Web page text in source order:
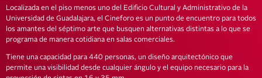
Localizada en el piso menos uno del Edificio Cultural y Administrativo de la
Universidad de Guadalajara, el Cineforo es un punto de encuentro para todos
los amantes del séptimo arte que busquen alternativas distintas a lo que se
programa de manera cotidiana en salas comerciales.
Tiene una capacidad para 440 personas, un diseño arquitectónico que
permite una visibilidad desde cualquier ángulo y el equipo necesario para la